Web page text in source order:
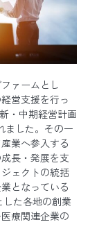
ァームとし
営支援を行っ
・中期経営計画
ました。その一
業へ参入する
長・発展を支
ェクトの統括
となっている
た各地の創業
療関連企業の